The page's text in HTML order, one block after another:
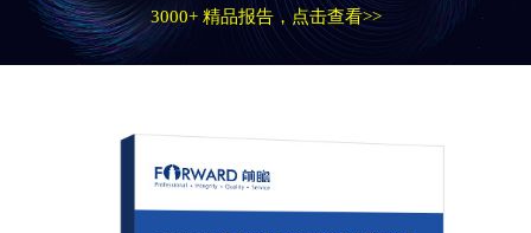
3000+ 精品报告，点击查看>>